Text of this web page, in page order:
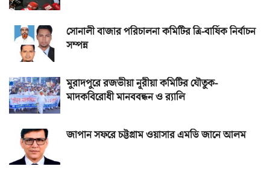
সোনালী বাজার পরিচালনা কমিটির ত্রি-বার্ষিক নির্বাচন
সম্পন্ন
মুরাদপুরে রজভীয়া নূরীয়া কমিটির যৌতুক-
মাদকবিরোধী মানববন্ধন ও র‌্যালি
জাপান সফরে চট্টগ্রাম ওয়াসার এমডি জানে আলম